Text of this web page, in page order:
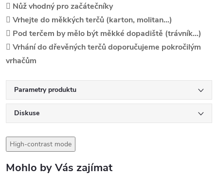
 Nůž vhodný pro začátečníky
 Vrhejte do měkkých terčů (karton, molitan…)
 Pod terčem by mělo být měkké dopadiště (trávník…)
 Vrhání do dřevěných terčů doporučujeme pokročilým
vrhačům
Parametry produktu
Diskuse
High-contrast mode
Mohlo by Vás zajímat